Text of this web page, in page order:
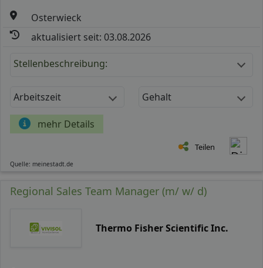
Osterwieck
aktualisiert seit: 03.08.2026
Stellenbeschreibung:
Arbeitszeit Gehalt
mehr Details
Teilen
Quelle: meinestadt.de
Regional Sales Team Manager (m/ w/ d)
Thermo Fisher Scientific Inc.